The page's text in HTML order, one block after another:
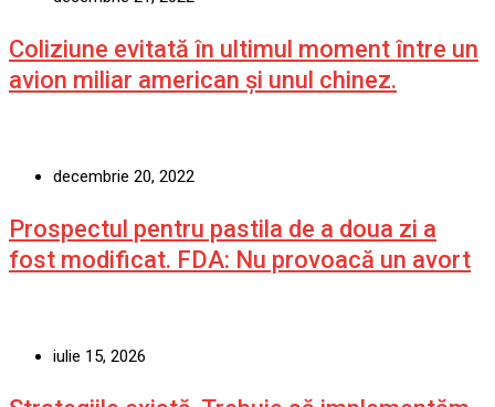
Coliziune evitată în ultimul moment între un
avion miliar american şi unul chinez.
decembrie 20, 2022
Prospectul pentru pastila de a doua zi a
fost modificat. FDA: Nu provoacă un avort
iulie 15, 2026